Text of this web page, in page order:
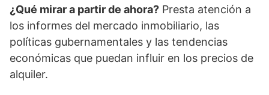
¿Qué mirar a partir de ahora? Presta atención a
los informes del mercado inmobiliario, las
políticas gubernamentales y las tendencias
económicas que puedan influir en los precios de
alquiler.